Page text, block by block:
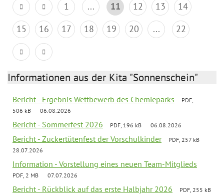
1 ... 11 12 13
14
15
16 17 18 19 20 ... 22
Informationen aus der Kita "Sonnenschein"
Bericht - Ergebnis Wettbewerb des Chemieparks
PDF,
506 kB
06.08.2026
Bericht - Sommerfest 2026 PDF, 196 kB 06.08.2026
Bericht - Zuckertütenfest der Vorschulkinder
PDF, 257 kB
28.07.2026
Information - Vorstellung eines neuen Team-Mitglieds
PDF, 2 MB 07.07.2026
Bericht - Rückblick auf das erste Halbjahr 2026
PDF, 255 kB